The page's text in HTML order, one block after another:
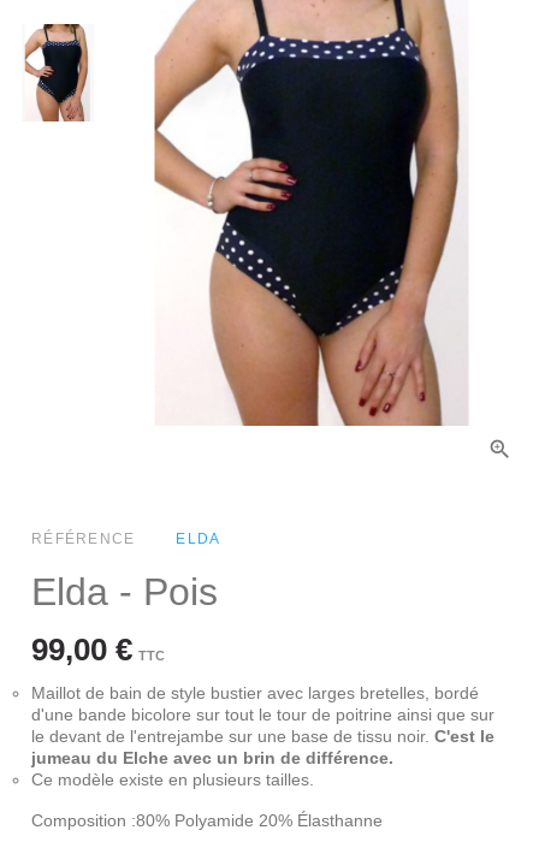
RÉFÉRENCE ELDA
Elda - Pois
99,00 € TTC
Maillot de bain de style bustier avec larges bretelles, bordé
d'une bande bicolore sur tout le tour de poitrine ainsi que sur
le devant de l'entrejambe sur une base de tissu noir.C'est le
jumeau du Elche avec un brin de différence.
Ce modèle existe en plusieurs tailles.
Composition :80% Polyamide 20% Élasthanne